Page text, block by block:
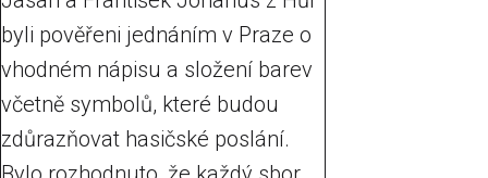
byli pověřeni jednáním v Praze o
vhodném nápisu a složení barev
včetně symbolů, které budou
zdůrazňovat hasičské poslání.